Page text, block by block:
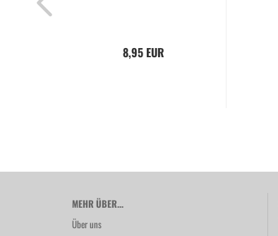
8,95 EUR
MEHR ÜBER...
Über uns